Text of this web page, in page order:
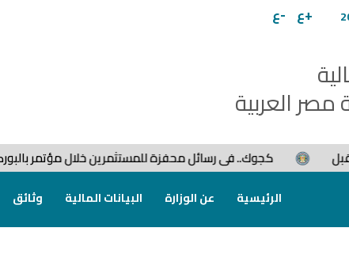
إبحث
+ع -ع
العربية
كجوك.. فى رسائل محفزة للمستثمرين خلال مؤتمر
الرئيسية عن الوزارة البيانات المالية وثائق